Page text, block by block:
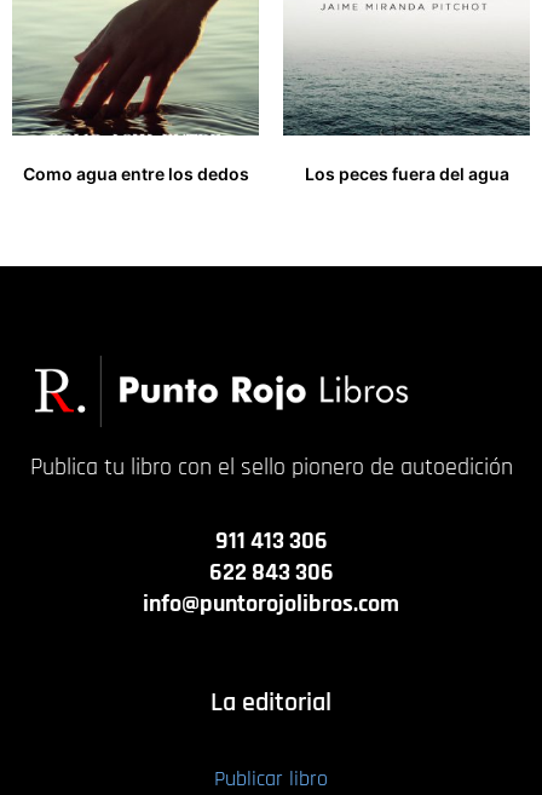
Como agua entre los dedos
Los peces fuera del agua
Publica tu libro con el sello pionero de autoedición
911 413 306
622 843 306
info@puntorojolibros.com
La editorial
Publicar libro